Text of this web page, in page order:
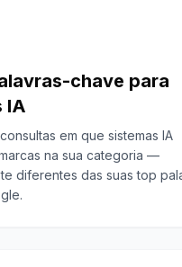
chave para
IA
em que sistemas IA
na sua categoria —
diferentes das suas top